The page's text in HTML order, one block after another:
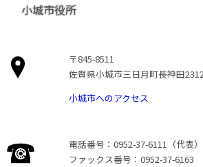
小城市役所
〒845-8511
佐賀県小城市三日月町長神田
小城市へのアクセス
電話番号：0952-37-6111（代表）
ファックス番号：0952-37-6163